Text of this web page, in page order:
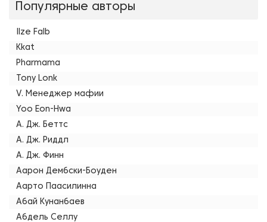
Популярные авторы
Ilze Falb
Kkat
Pharmama
Tony Lonk
V. Менеджер мафии
Yoo Eon-Hwa
А. Дж. Беттс
А. Дж. Риддл
А. Дж. Финн
Аарон Дембски-Боуден
Аарто Паасилинна
Абай Кунанбаев
Абдель Селлу